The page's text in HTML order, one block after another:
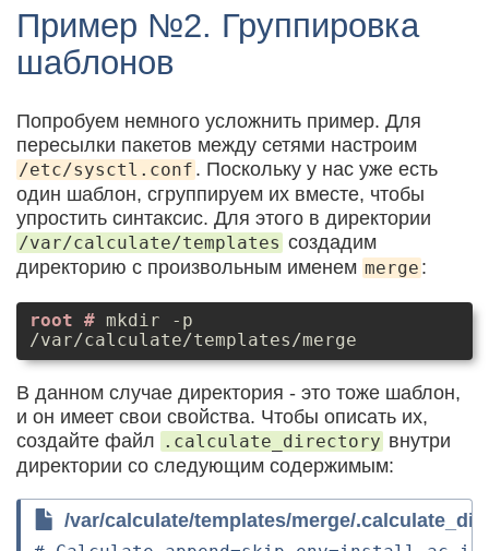
Пример №2. Группировка
шаблонов
Попробуем немного усложнить пример. Для
пересылки пакетов между сетями настроим
/etc/sysctl.conf . Поскольку у нас уже есть
один шаблон, сгруппируем их вместе, чтобы
упростить синтаксис. Для этого в директории
/var/calculate/templates создадим
директорию с произвольным именем merge :
mkdir -p
/var/calculate/templates/merge
В данном случае директория - это тоже шаблон,
и он имеет свои свойства. Чтобы описать их,
создайте файл .calculate_directory внутри
директории со следующим содержимым:
/var/calculate/templates/merge/